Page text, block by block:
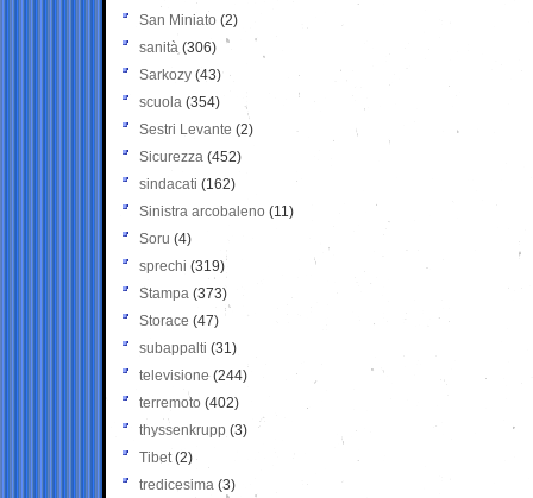
San Miniato (2)
sanità (306)
Sarkozy (43)
scuola (354)
Sestri Levante (2)
Sicurezza (452)
sindacati (162)
Sinistra arcobaleno (11)
Soru (4)
sprechi (319)
Stampa (373)
Storace (47)
subappalti (31)
televisione(244)
terremoto (402)
thyssenkrupp (3)
Tibet(2)
tredicesima (3)